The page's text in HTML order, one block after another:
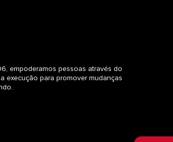
empoderamos pessoas através do
execução para promover mudanças